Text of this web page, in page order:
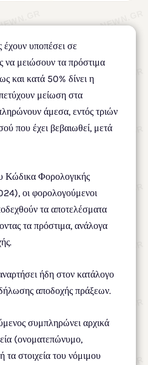
υποπέσει σε
να μειώσουν τα πρόστιμα
και κατά 50% δίνει η
μείωση στα
άμεσα, εντός τριών
που έχει βεβαιωθεί, μετά
Κώδικα Φορολογικής
οι φορολογούμενοι
τα αποτελέσματα
τα πρόστιμα, ανάλογα
ήδη στον κατάλογο
αποδοχής πράξεων.
συμπληρώνει αρχικά
(ονοματεπώνυμο,
στοιχεία του νόμιμου